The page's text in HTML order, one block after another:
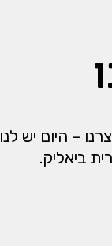
– היום יש לנו